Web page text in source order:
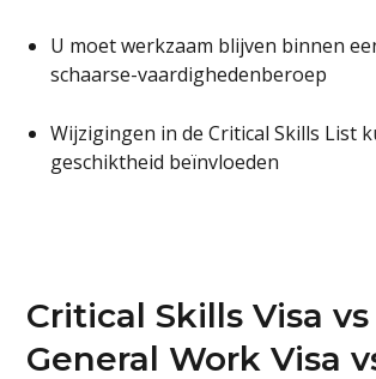
U moet werkzaam blijven binnen
schaarse-vaardighedenberoep
Wijzigingen in de Critical Skills List
geschiktheid beïnvloeden
Critical Skills Visa vs
General Work Visa